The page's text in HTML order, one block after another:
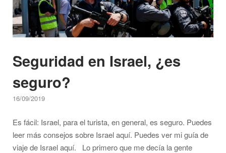
un
destino
caro
barato?"
Seguridad en Israel, ¿es
seguro?
16/09/2019
Es fácil: Israel, para el turista, en general, es seguro. Puedes
leer más consejos sobre Israel aquí. Puedes ver mi guía de
viaje de Israel aquí. Lo primero que me decía la gente